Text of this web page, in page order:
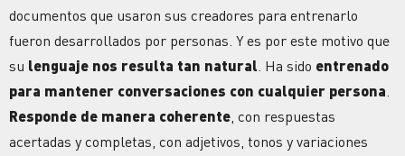
documentos que usaron sus creadores para entrenarlo
fueron desarrollados por personas. Y es por este motivo que
su lenguaje nos resulta tan natural . Ha sido entrenado
para mantener conversaciones con cualquier persona
Responde de manera coherente , con respuestas
acertadas y completas, con adjetivos, tonos y variaciones